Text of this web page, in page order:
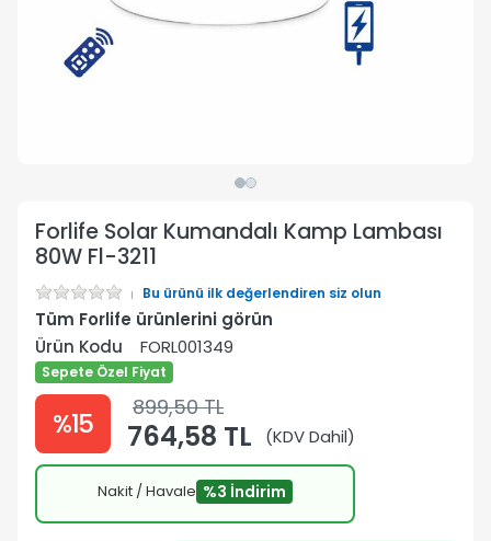
Forlife Solar Kumandalı Kamp Lambası
80W Fl-3211
Bu ürünü ilk değerlendiren siz olun
Tüm Forlife ürünlerini görün
Ürün Kodu
FORL001349
Sepete Özel Fiyat
%15 899,50 TL
764,58 TL (KDV Dahil)
Nakit / Havale %3 İndirim